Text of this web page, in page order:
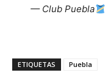
— Club Puebla
ETIQUETAS Puebla